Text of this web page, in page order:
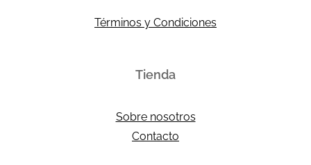
Términos y Condiciones
Tienda
Sobre nosotros
Contacto